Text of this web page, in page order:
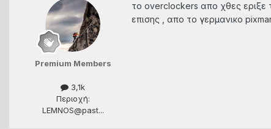
Premium Members
3,1k
Περιοχή:
LEMNOS@past...
το overclockers απο χθες εριξε
επισης , απο το γερμανικο